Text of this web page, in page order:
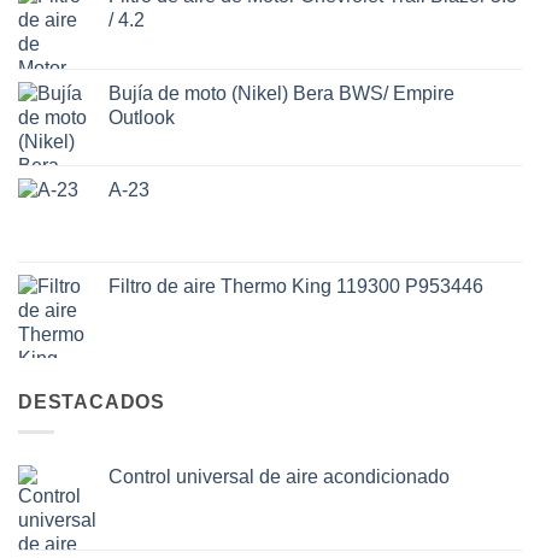
/ 4.2
Bujía de moto (Nikel) Bera BWS/ Empire
Outlook
A-23
Filtro de aire Thermo King 119300 P953446
DESTACADOS
Control universal de aire acondicionado